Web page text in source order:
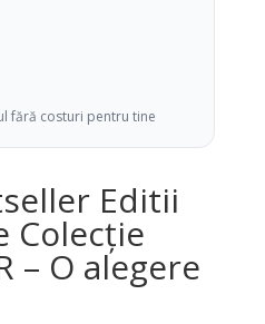
fără costuri pentru tine
Editii
Colecție
– O alegere